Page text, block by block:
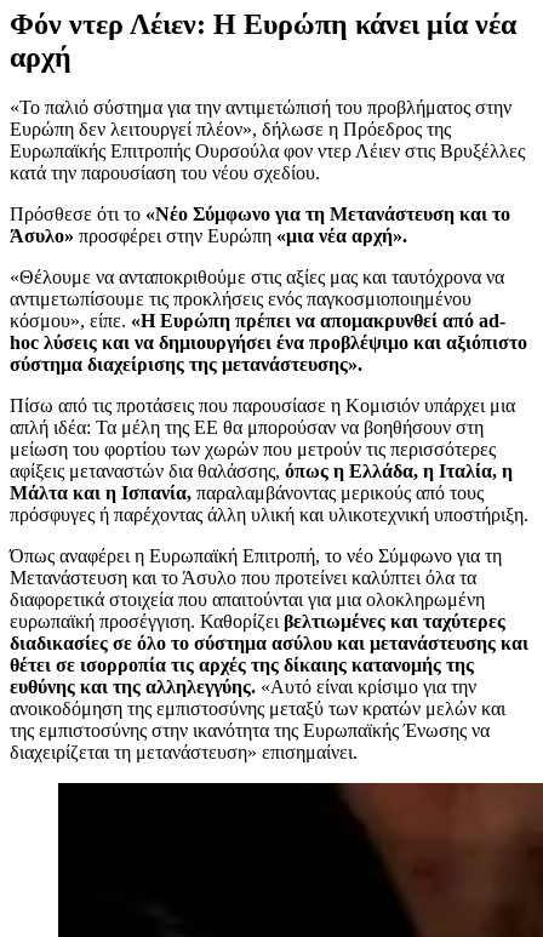
Φόν ντερ Λέιεν: Η Ευρώπη κάνει μία νέα
αρχή
«Το παλιό σύστημα για την αντιμετώπισή του προβλήματος στην
Ευρώπη δεν λειτουργεί πλέον», δήλωσε η Πρόεδρος της
Ευρωπαϊκής Επιτροπής Ουρσούλα φον ντερ Λέιεν στις Βρυξέλλες
κατά την παρουσίαση του νέου σχεδίου.
Πρόσθεσε ότι το «Νέο Σύμφωνο για τη Μετανάστευση και το
Άσυλο» προσφέρει στην Ευρώπη «μια νέα αρχή».
«Θέλουμε να ανταποκριθούμε στις αξίες μας και ταυτόχρονα να
αντιμετωπίσουμε τις προκλήσεις ενός παγκοσμιοποιημένου
κόσμου», είπε. «Η Ευρώπη πρέπει να απομακρυνθεί από ad-
hoc λύσεις και να δημιουργήσει ένα προβλέψιμο και αξιόπιστο
σύστημα διαχείρισης της μετανάστευσης».
Πίσω από τις προτάσεις που παρουσίασε η Κομισιόν υπάρχει μια
απλή ιδέα: Τα μέλη της ΕΕ θα μπορούσαν να βοηθήσουν στη
μείωση του φορτίου των χωρών που μετρούν τις περισσότερες
αφίξεις μεταναστών δια θαλάσσης, όπως η Ελλάδα, η Ιταλία, η
Μάλτα και η Ισπανία, παραλαμβάνοντας μερικούς από τους
πρόσφυγες ή παρέχοντας άλλη υλική και υλικοτεχνική υποστήριξη.
Όπως αναφέρει η Ευρωπαϊκή Επιτροπή, το νέο Σύμφωνο για τη
Μετανάστευση και το Άσυλο που προτείνει καλύπτει όλα τα
διαφορετικά στοιχεία που απαιτούνται για μια ολοκληρωμένη
ευρωπαϊκή προσέγγιση. Καθορίζειβελτιωμένες και ταχύτερες
διαδικασίες σε όλο το σύστημα ασύλου και μετανάστευσης και
θέτει σε ισορροπία τις αρχές της δίκαιης κατανομής της
ευθύνης και της αλληλεγγύης. «Αυτό είναι κρίσιμο για την
ανοικοδόμηση της εμπιστοσύνης μεταξύ των κρατών μελών και
της εμπιστοσύνης στην ικανότητα της Ευρωπαϊκής Ένωσης να
διαχειρίζεται τη μετανάστευση» επισημαίνει.